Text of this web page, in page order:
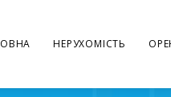
НЕРУХОМІСТЬ